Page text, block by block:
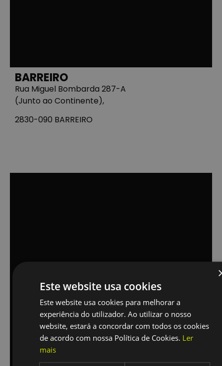
BARREIRO
Rua Miguel Bombarda 287-A
(Junto ao Continente),
2830-090 BARREIRO
Este website usa cookies
Este website usa cookies para melhorar a
experiência do utilizador. Ao utilizar o nosso
website, estará a concordar com todos os cookies
de acordo com nossa Política de Cookies. Ler
mais